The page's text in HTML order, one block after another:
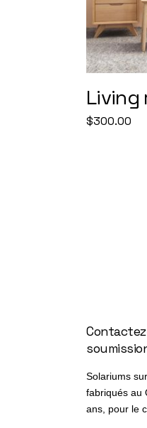
Living
$300.00
Solariums
fabriqués au
ans, pour le